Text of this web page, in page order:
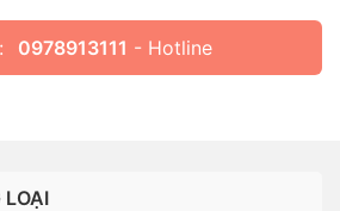
0978913111 - Hotline
LOẠI